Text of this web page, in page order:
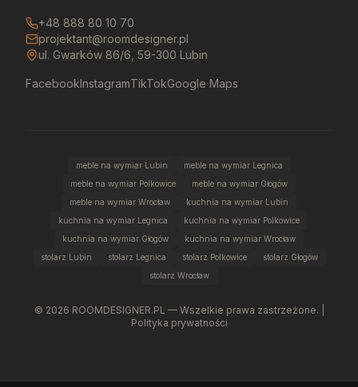
+48 888 80 10 70
projektant@roomdesigner.pl
ul. Gwarków 86/6, 59-300 Lubin
FacebookInstagramTikTokGoogle Maps
meble na wymiar Lubin
meble na wymiar Legnica
meble na wymiar Polkowice
meble na wymiar Głogów
meble na wymiar Wrocław
kuchnia na wymiar Lubin
kuchnia na wymiar Legnica
kuchnia na wymiar Polkowice
kuchnia na wymiar Głogów
kuchnia na wymiar Wrocław
stolarz Lubin
stolarz Legnica stolarz Polkowice
stolarz Głogów
stolarz Wrocław
© 2026 ROOMDESIGNER.PL — Wszelkie prawa zastrzeżone. |
Polityka prywatności